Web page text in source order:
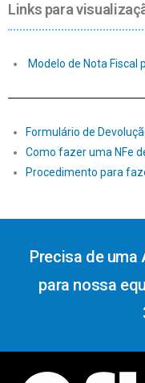
Links para
Modelo de Nota Fiscal
Formulário de
Como fazer uma NFe
Procedimento para
Precisa de uma
para nossa